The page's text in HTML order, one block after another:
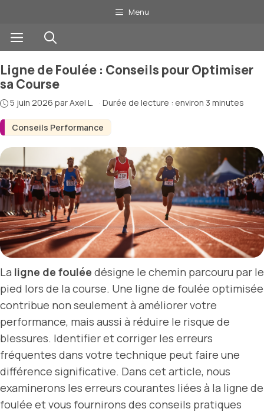
contenu
Menu
Menu
Conseils Performance
Ligne de Foulée : Conseils pour Optimiser
sa Course
5 juin 2026 parAxel L. · Durée de lecture : environ 3 minutes
La ligne de foulée désigne le chemin parcouru par le
pied lors de la course. Une ligne de foulée optimisée
contribue non seulement à améliorer votre
performance, mais aussi à réduire le risque de
blessures. Identifier et corriger les erreurs
fréquentes dans votre technique peut faire une
différence significative. Dans cet article, nous
examinerons les erreurs courantes liées à la ligne de
foulée et vous fournirons des conseils pratiques